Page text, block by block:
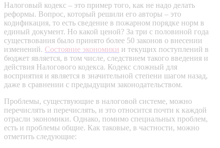
Налоговый кодекс – это пример того, как не надо делать
реформы. Вопрос, который решили его авторы – это
кодификация, то есть сведение в пожарном порядке норм в
единый документ. Но какой ценой? За три с половиной года
существования было принято более 50 законов о внесении
изменений. Состояние экономики и текущих поступлений в
бюджет является, в том числе, следствием такого введения и
действия Налогового кодекса. Кодекс сложный для
восприятия и является в значительной степени шагом назад,
даже в сравнении с предыдущим законодательством.
Проблемы, существующие в налоговой системе, можно
перечислять и перечислять, и это относится почти к каждой
отрасли экономики. Однако, помимо специальных проблем,
есть и проблемы общие. Как таковые, в частности, можно
отметить следующие: